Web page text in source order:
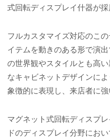
式回転ディスプレイ什器が採
フルカスタマイズ対応のこ
イテムを動きのある形で演
の世界観やスタイルとも高
なキャビネットデザインに
象徴的に表現し、来店者に強
マグネット式回転ディスプ
ドのディスプレイ分野にお